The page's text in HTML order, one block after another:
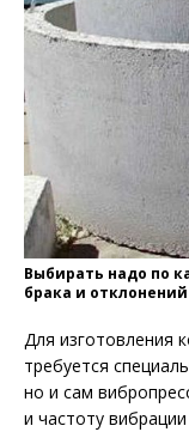
Выбирать надо по
брака и
Для изготовления
требуется
но и сам
и частоту